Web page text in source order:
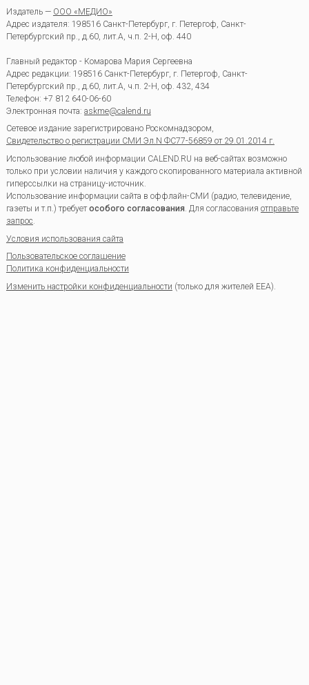
Издатель — ООО «МЕДИО»
Адрес издателя: 198516 Санкт-Петербург, г. Петергоф, Санкт-
Петербургский пр., д.60, лит.А, ч.п. 2-Н, оф. 440
Главный редактор - Комарова Мария Сергеевна
Адрес редакции: 198516 Санкт-Петербург, г. Петергоф Санкт-
Петербургский пр., д.60, лит.А, ч.п. 2-Н, оф. 432, 434
Телефон: +7 812 640-06-60
Электронная почта: askme@calend.ru
Сетевое издание зарегистрировано Роскомнадзором,
Свидетельство о регистрации СМИ Эл.N ФС77-56859 от 29.01.2014 г.
Использование любой информации CALEND.RU на веб-сайтах возможно
только при условии наличия у каждого скопированного материала активной
гиперссылки на страницу-источник.
Использование информации сайта в оффлайн-СМИ (радио, телевидение,
газеты и т.п.) требуетособого согласования. Для согласования отправьте
запрос.
Условия использования сайта
Пользовательское соглашение
Политика конфиденциальности
Изменить настройки конфиденциальности (только для жителей EEA).